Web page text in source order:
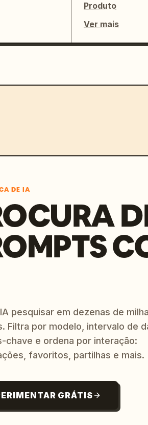
Produto
Ver mais
DE IA
pesquisar em dezenas de
Filtra por modelo, intervalo de
chave e ordena por interação:
favoritos, partilhas e mais.
GRÁTIS